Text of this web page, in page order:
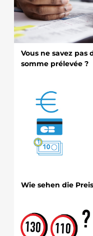
Vous ne savez
somme prélevée ?
Wie sehen die